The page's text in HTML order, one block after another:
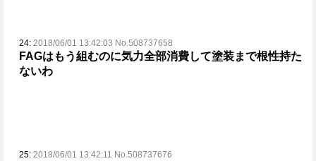
24: 2018/06/01 13:42:03 No.508737658
FAGはもう組むのに気力全部消費して塗装まで根性持た
ないわ
25: 2018/06/01 13:42:11 No.508737676